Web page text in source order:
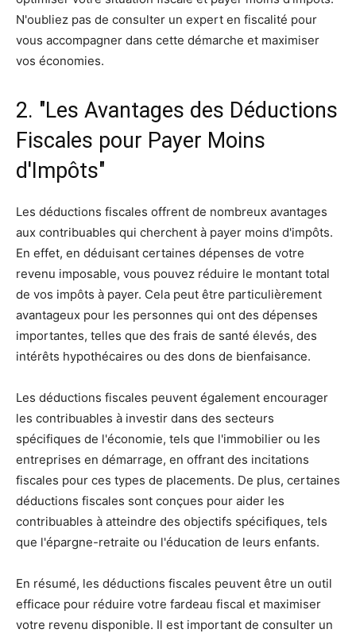
N'oubliez pas de consulter un expert en fiscalité pour
vous accompagner dans cette démarche et maximiser
vos économies.
2. "Les Avantages des Déductions
Fiscales pour Payer Moins
d'Impôts"
Les déductions fiscales offrent de nombreux avantages
aux contribuables qui cherchent à payer moins d'impôts.
En effet, en déduisant certaines dépenses de votre
revenu imposable, vous pouvez réduire le montant total
de vos impôts à payer. Cela peut être particulièrement
avantageux pour les personnes qui ont des dépenses
importantes, telles que des frais de santé élevés, des
intérêts hypothécaires ou des dons de bienfaisance.
Les déductions fiscales peuvent également encourager
les contribuables à investir dans des secteurs
spécifiques de l'économie, tels que l'immobilier ou les
entreprises en démarrage, en offrant des incitations
fiscales pour ces types de placements. De plus, certaines
déductions fiscales sont conçues pour aider les
contribuables à atteindre des objectifs spécifiques, tels
que l'épargne-retraite ou l'éducation de leurs enfants.
En résumé, les déductions fiscales peuvent être un outil
efficace pour réduire votre fardeau fiscal et maximiser
votre revenu disponible. Il est important de consulter un